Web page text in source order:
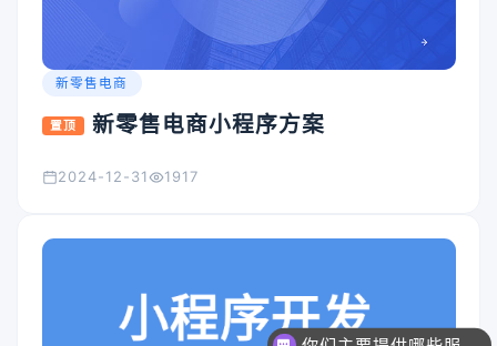
新零售电商
置顶 新零售电商小程序方案
2024-12-31 1917